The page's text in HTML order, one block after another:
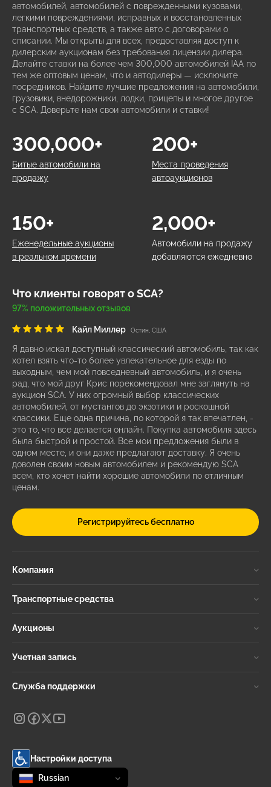
автомобилей, автомобилей с поврежденными кузовами,
легкими повреждениями, исправных и восстановленных
транспортных средств, а также авто с договорами о
списании. Мы открыты для всех, предоставляя доступ к
дилерским аукционам без требования лицензии дилера.
Делайте ставки на более чем 300,000 автомобилей IAA по
тем же оптовым ценам, что и автодилеры — исключите
посредников. Найдите лучшие предложения на автомобили,
грузовики, внедорожники, лодки, прицепы и многое другое
с SCA. Доверьте нам свои автомобили и ставки!
Битые автомобили на
продажу
300,000+
Места проведения
автоаукционов
200+
Еженедельные аукционы
в реальном времени
150+
Автомобили на продажу
добавляются ежедневно
2,000+
Что клиенты говорят о SCA?
97% положительных отзывов
Кайл Миллер Остин, США
Я давно искал доступный классический автомобиль, так как
хотел взять что-то более увлекательное для езды по
выходным, чем мой повседневный автомобиль, и я очень
рад, что мой друг Крис порекомендовал мне заглянуть на
аукцион SCA. У них огромный выбор классических
автомобилей, от мустангов до экзотики и роскошной
классики. Еще одна причина, по которой я так впечатлен, -
это то, что все делается онлайн. Покупка автомобиля здесь
была быстрой и простой. Все мои предложения были в
одном месте, и они даже предлагают доставку. Я очень
доволен своим новым автомобилем и рекомендую SCA
всем, кто хочет найти хорошие автомобили по отличным
ценам.
Регистрируйтесь бесплатно
Компания
Транспортные средства
Аукционы
Учетная запись
Служба поддержки
Настройки доступа
Change language
selected
Russian